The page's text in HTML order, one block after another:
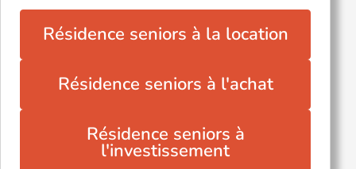
Résidence seniors à la location
Résidence seniors à l'achat
Résidence seniors à
l'investissement